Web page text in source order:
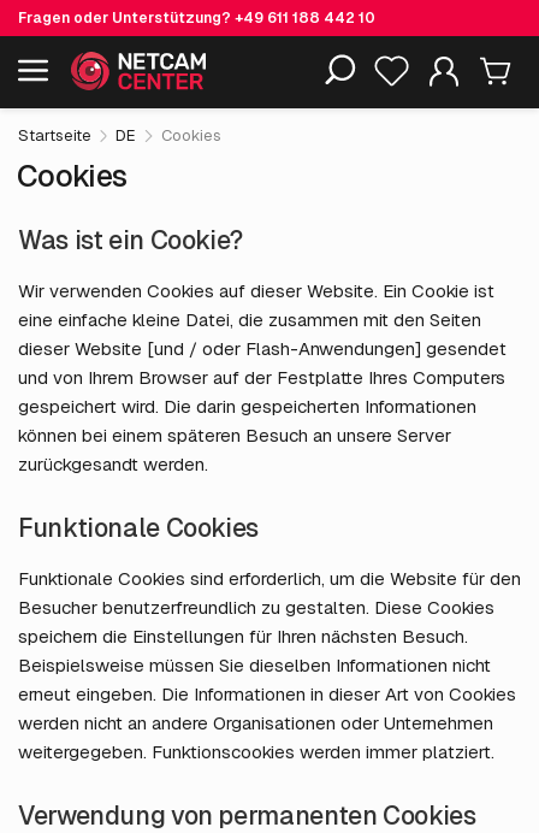
Fragen oder Unterstützung? +49 611 188 442 10
Einschließlich EOL-Produkte
Startseite DE Cookies
Cookies
Was ist ein Cookie?
Wir verwenden Cookies auf dieser Website. Ein Cookie ist
eine einfache kleine Datei, die zusammen mit den Seiten
dieser Website [und / oder Flash-Anwendungen] gesendet
und von Ihrem Browser auf der Festplatte Ihres Computers
gespeichert wird. Die darin gespeicherten Informationen
können bei einem späteren Besuch an unsere Server
zurückgesandt werden.
Funktionale Cookies
Funktionale Cookies sind erforderlich, um die Website für den
Besucher benutzerfreundlich zu gestalten. Diese Cookies
speichern die Einstellungen für Ihren nächsten Besuch.
Beispielsweise müssen Sie dieselben Informationen nicht
erneut eingeben. Die Informationen in dieser Art von Cookies
werden nicht an andere Organisationen oder Unternehmen
weitergegeben. Funktionscookies werden immer platziert.
Verwendung von permanenten Cookies